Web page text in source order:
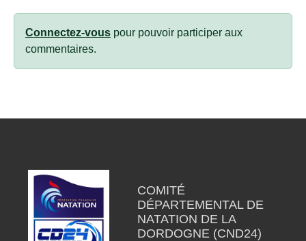
Connectez-vous pour pouvoir participer aux
commentaires.
COMITÉ
DÉPARTEMENTAL DE
NATATION DE LA
DORDOGNE (CND24)